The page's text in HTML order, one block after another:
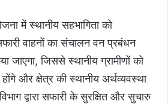
में स्थानीय सहभागिता को
वाहनों का संचालन वन प्रबंधन
जाएगा, जिससे स्थानीय ग्रामीणों को
और क्षेत्र की स्थानीय अर्थव्यवस्था
द्वारा सफारी के सुरक्षित और सुचारु